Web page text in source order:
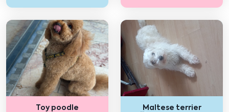
Toy poodle
Maltese terrier